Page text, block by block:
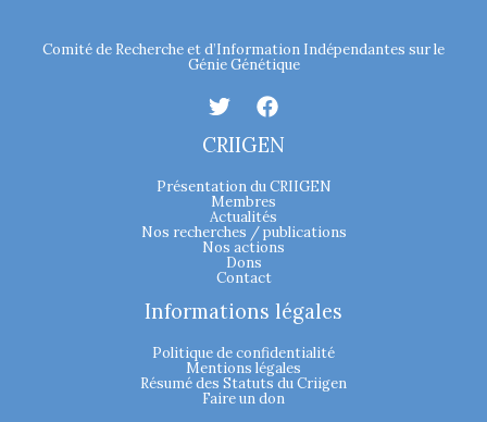
Comité de Recherche et d’Information Indépendantes sur le
Génie Génétique
CRIIGEN
Présentation du CRIIGEN
Membres
Actualités
Nos recherches / publications
Nos actions
Dons
Contact
Informations légales
Politique de confidentialité
Mentions légales
Résumé des Statuts du Criigen
Faire un don